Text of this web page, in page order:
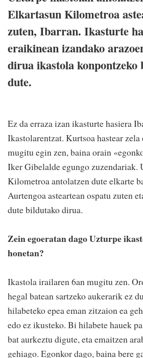
Elkartasun Kilometroa
zuten, Ibarran. Ikasturte
eraikinean izandako
dirua ikastola konpontzeko
dute.
Ez da erraza izan ikasturte hasiera
Ikastolarentzat. Kurtsoa hastear
mugitu egin zen, baina orain
Iker Gibelalde egungo zuzendariak.
Kilometroa antolatzen dute elkarte
Aurtengoa asteartean ospatu zuten
dute bildutako dirua.
Zein egoeratan dago Uzturpe
honetan?
Ikastola irailaren 6an mugitu zen.
hegal batean sartzeko aukerarik ez
hilabeteko epea eman zitzaion ea
edo ez ikusteko. Bi hilabete hauek
bat aurkeztu digute, eta emaitzen
gehiago. Egonkor dago, baina bere